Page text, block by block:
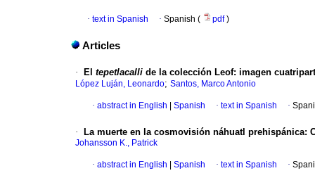
· text in Spanish · Spanish ( pdf)
Articles
· El tepetlacalli de la colección Leof: imagen
López Luján, Leonardo; Santos, Marco Antonio
· abstract in English Spanish · text in Spanish ·
· La muerte en la cosmovisión náhuatl prehispánica:
Johansson K., Patrick
· abstract in English Spanish · text in Spanish ·